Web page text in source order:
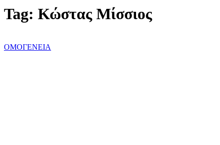
Tag: Κώστας Μίσσιος
ΟΜΟΓΕΝΕΙΑ